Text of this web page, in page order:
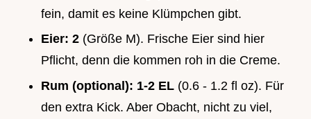
fein, damit es keine Klümpchen gibt.
Eier: 2 (Größe M). Frische Eier sind hier
Pflicht, denn die kommen roh in die Creme.
Rum (optional): 1-2 EL (0.6 - 1.2 fl oz). Für
den extra Kick. Aber Obacht, nicht zu viel,